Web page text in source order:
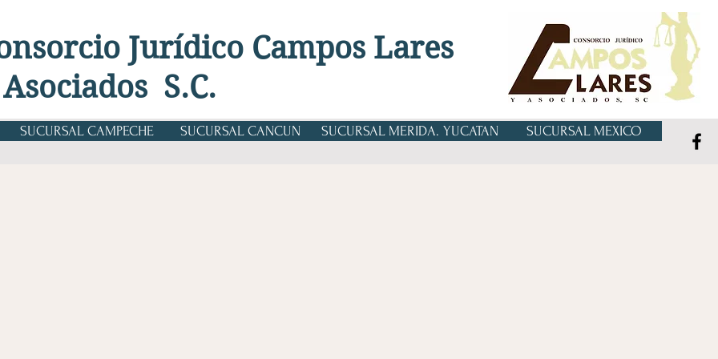
Jurídico Campos Lares
S.C.
SUCURSAL CAMPECHE SUCURSAL CANCUN SUCURSAL MERIDA. YUCATAN SUCURSAL MEXICO